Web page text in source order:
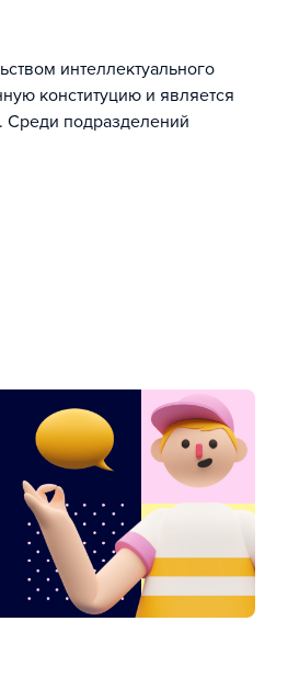
интеллектуального
конституцию и является
Среди подразделений